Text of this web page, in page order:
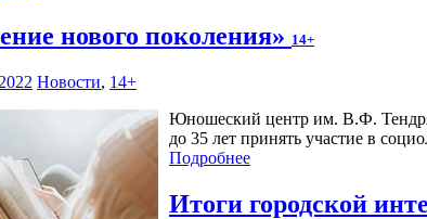
нового поколения» 14+
Новости, 14+
Юношеский центр им. В.Ф.
до 35 лет принять участие в
Подробнее
Итоги городской